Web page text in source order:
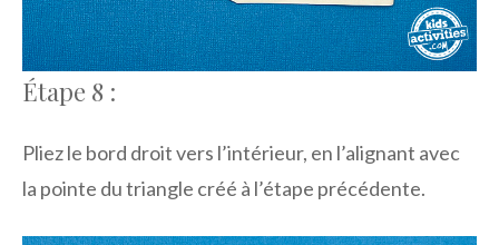
Étape 8 :
Pliez le bord droit vers l’intérieur, en l’alignant avec
la pointe du triangle créé à l’étape précédente.